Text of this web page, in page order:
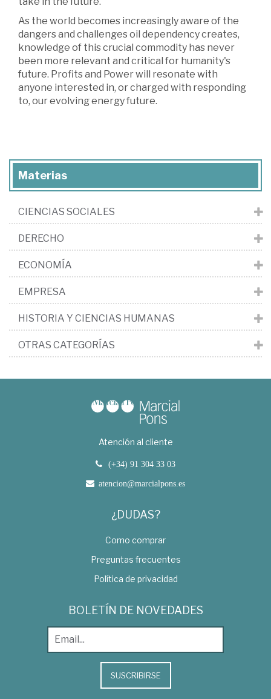
As the world becomes increasingly aware of the
dangers and challenges oil dependency creates,
knowledge of this crucial commodity has never
been more relevant and critical for humanity's
future. Profits and Power will resonate with
anyone interested in, or charged with responding
to, our evolving energy future.
Materias
CIENCIAS SOCIALES
DERECHO
ECONOMÍA
EMPRESA
HISTORIA Y CIENCIAS HUMANAS
OTRAS CATEGORÍAS
Atención al cliente
(+34) 91 304 33 03
atencion@marcialpons.es
¿DUDAS?
Como comprar
Preguntas frecuentes
Política de privacidad
BOLETÍN DE NOVEDADES
SUSCRIBIRSE